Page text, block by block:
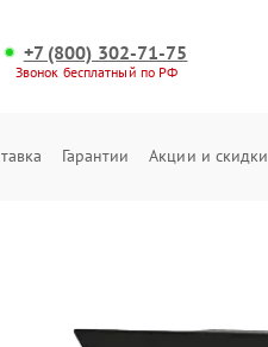
+7 (800) 302-71-75
Звонок бесплатный по РФ
Гарантии Акции и скидки